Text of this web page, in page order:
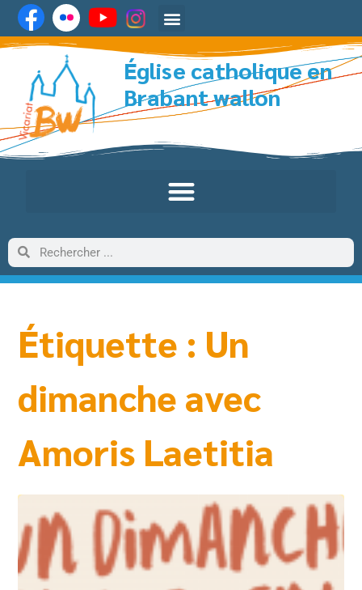
Église catholique en
Brabant wallon
Étiquette : Un
dimanche avec
Amoris Laetitia